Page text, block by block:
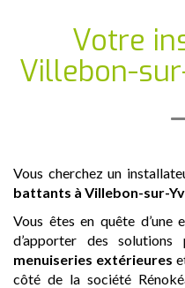
Votre
Villebon-
Vous cherchez un
battants à Villebon-sur-
Vous êtes en quête d’une
d’apporter des
menuiseries extérieures
côté de la société